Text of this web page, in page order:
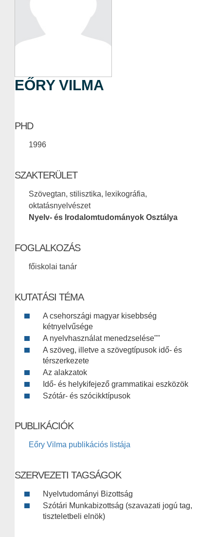
EŐRY VILMA
PHD
1996
SZAKTERÜLET
Szövegtan, stilisztika, lexikográfia,
oktatásnyelvészet
Nyelv- és Irodalomtudományok Osztálya
FOGLALKOZÁS
főiskolai tanár
KUTATÁSI TÉMA
A csehországi magyar kisebbség
kétnyelvűsége
A nyelvhasználat menedzselése""
A szöveg, illetve a szövegtípusok idő- és
térszerkezete
Az alakzatok
Idő- és helykifejező grammatikai eszközök
Szótár- és szócikktípusok
PUBLIKÁCIÓK
Eőry Vilma publikációs listája
SZERVEZETI TAGSÁGOK
Nyelvtudományi Bizottság
Szótári Munkabizottság (szavazati jogú tag,
tiszteletbeli elnök)